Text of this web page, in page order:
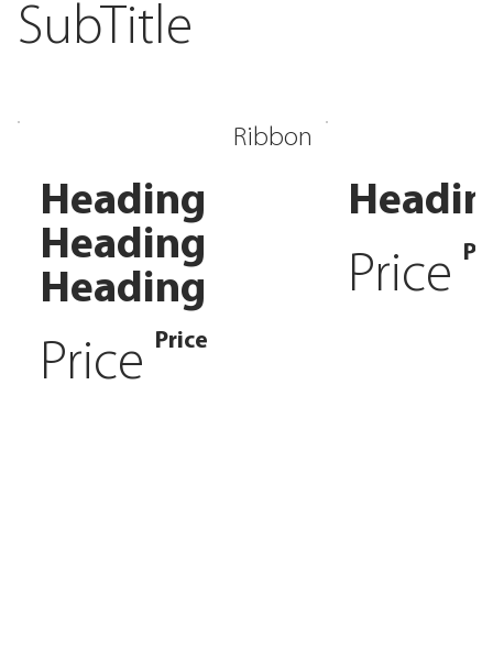
SubTitle
Ribbon
Heading
Heading
Heading
Price Price
Price